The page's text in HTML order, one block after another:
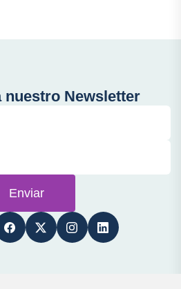
nuestro Newsletter
Enviar